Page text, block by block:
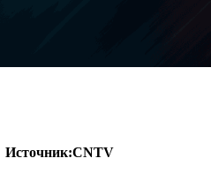
Источник:CNTV